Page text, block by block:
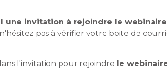
une invitation à rejoindre le
pas à vérifier votre boite de
l'invitation pour rejoindre le